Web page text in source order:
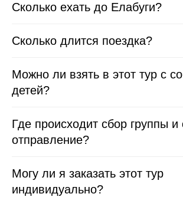
Сколько ехать до Елабуги?
Сколько длится поездка?
Можно ли взять в этот тур с
детей?
Где происходит сбор группы и
отправление?
Могу ли я заказать этот тур
индивидуально?